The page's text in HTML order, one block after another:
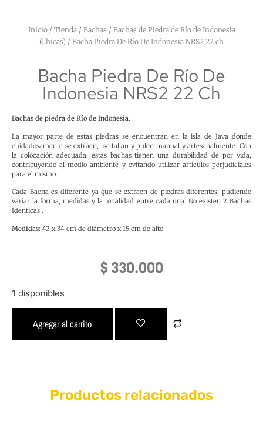
Inicio/ Tienda/ Bachas / Bachas de Piedra de Río de Indonesia
(Chicas) / Bacha Piedra De Río De Indonesia NRS2 22 ch
Bacha Piedra De Río De
Indonesia NRS2 22 Ch
Bachas de piedra de Río de Indonesia.
La mayor parte de estas piedras se encuentran en la isla de Java donde
cuidadosamente se extraen, se tallan y pulen manual y artesanalmente. Con
la colocación adecuada, estas bachas tienen una durabilidad de por vida,
contribuyendo al medio ambiente y evitando utilizar artículos perjudiciales
para el mismo.
Cada Bacha es diferente ya que se extraen de piedras diferentes, pudiendo
variar la forma, medidas y la tonalidad entre cada una. No existen 2 Bachas
Identicas .
Medidas: 42 x 34 cm de diámetro x 15 cm de alto
$330.000
1 disponibles
Agregar al carrito
Productos relacionados